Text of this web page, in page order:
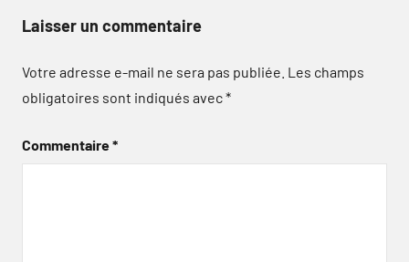
Laisser un commentaire
Votre adresse e-mail ne sera pas publiée. Les champs
obligatoires sont indiqués avec*
Commentaire*